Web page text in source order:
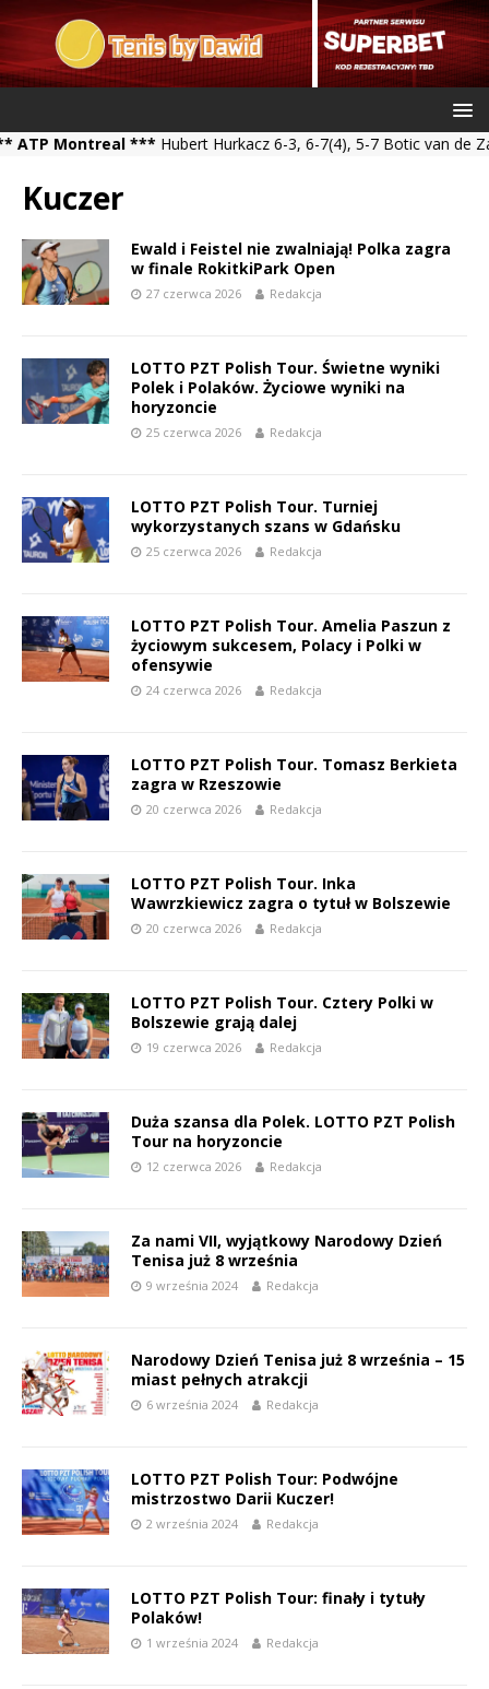
Montreal ***Hubert Hurkacz 6-3, 6-7(4), 5-7 Botic van de
Kuczer
Ewald i Feistel nie zwalniają! Polka zagra
w finale RokitkiPark Open
27 czerwca 2026 Redakcja
LOTTO PZT Polish Tour. Świetne wyniki
Polek i Polaków. Życiowe wyniki na
horyzoncie
25 czerwca 2026 Redakcja
LOTTO PZT Polish Tour. Turniej
wykorzystanych szans w Gdańsku
25 czerwca 2026 Redakcja
LOTTO PZT Polish Tour. Amelia Paszun z
życiowym sukcesem, Polacy i Polki w
ofensywie
24 czerwca 2026 Redakcja
LOTTO PZT Polish Tour. Tomasz Berkieta
zagra w Rzeszowie
20 czerwca 2026 Redakcja
LOTTO PZT Polish Tour. Inka
Wawrzkiewicz zagra o tytuł w Bolszewie
20 czerwca 2026 Redakcja
LOTTO PZT Polish Tour. Cztery Polki w
Bolszewie grają dalej
19 czerwca 2026 Redakcja
Duża szansa dla Polek. LOTTO PZT Polish
Tour na horyzoncie
12 czerwca 2026 Redakcja
Za nami VII, wyjątkowy Narodowy Dzień
Tenisa już 8 września
9 września 2024 Redakcja
Narodowy Dzień Tenisa już 8 września – 15
miast pełnych atrakcji
6 września 2024 Redakcja
LOTTO PZT Polish Tour: Podwójne
mistrzostwo Darii Kuczer!
2 września 2024 Redakcja
LOTTO PZT Polish Tour: finały i tytuły
Polaków!
1 września 2024 Redakcja